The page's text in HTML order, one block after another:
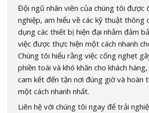
Đội ngũ nhân viên của chúng tôi được
nghiệp, am hiểu về các kỹ thuật thông
dụng các thiết bị hiện đại nhằm đảm
việc được thực hiện một cách nhanh
Chúng tôi hiểu rằng việc cống nghẹt
phiền toái và khó khăn cho khách
cam kết đến tận nơi đúng giờ và hoàn
một cách nhanh nhất.
Liên hệ với chúng tôi ngay để trải